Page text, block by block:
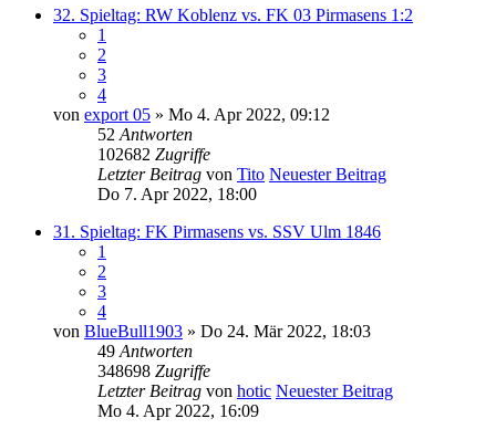
32. Spieltag: RW Koblenz vs. FK 03 Pirmasens 1:2
1
2
3
4
von export 05 » Mo 4. Apr 2022, 09:12
52 Antworten
102682 Zugriffe
Letzter Beitrag von Tito Neuester Beitrag
Do 7. Apr 2022, 18:00
31. Spieltag: FK Pirmasens vs. SSV Ulm 1846
1
2
3
4
von BlueBull1903 » Do 24. Mär 2022, 18:03
49 Antworten
348698 Zugriffe
Letzter Beitrag von hotic Neuester Beitrag
Mo 4. Apr 2022, 16:09